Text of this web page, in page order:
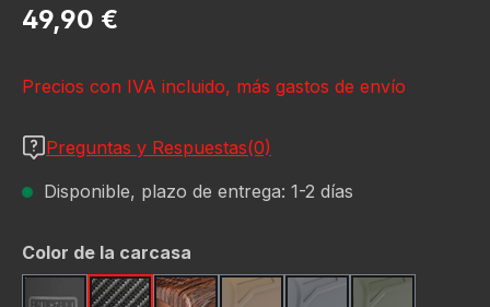
Precio normal:
49,90 €
Precios con IVA incluido, más gastos de envío
Preguntas y Respuestas(0)
Disponible, plazo de entrega: 1-2 días
Seleccione
Color de la carcasa